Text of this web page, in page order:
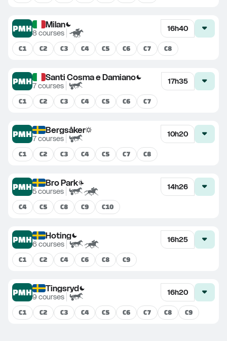
PMH Milan
8 courses 16h40
C1 C2 C3 C4 C5 C6 C7 C8
PMH Santi Cosma e Damiano
7courses 17h35
C1 C2 C3 C4 C5 C6 C7
PMH Bergsåker
7courses 10h20
C1 C2 C3 C4 C5 C7 C8
PMH Bro Park
5courses 14h26
C4 C5 C8 C9 C10
PMH Hoting
6 courses 16h25
C1 C2 C4 C6 C8 C9
PMH Tingsryd
9 courses 16h20
C1 C2 C3 C4 C5 C6 C7 C8 C9